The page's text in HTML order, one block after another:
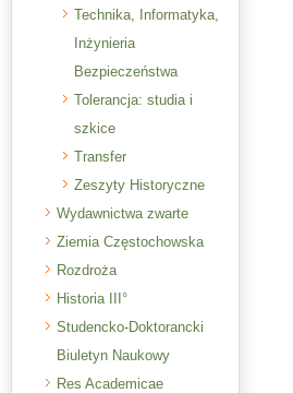
Technika, Informatyka,
Inżynieria
Bezpieczeństwa
Tolerancja: studia i
szkice
Transfer
Zeszyty Historyczne
Wydawnictwa zwarte
Ziemia Częstochowska
Rozdroża
Historia III°
Studencko-Doktorancki
Biuletyn Naukowy
Res Academicae